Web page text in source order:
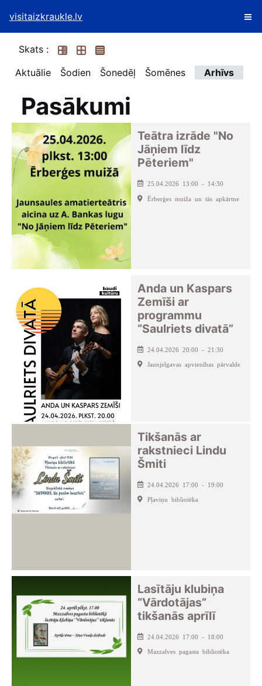
visitaizkraukle.lv
Skats :
Aktuālie
Šodien Šonedēļ Šomēnes Arhīvs
Pasākumi
Teātra izrāde "No
Jāņiem līdz
Pēteriem"
25.04.2026 13:00 - 14:30
Ērberģes muiža un tās apkārtne
Anda un Kaspars
Zemīši ar
programmu
“Saulriets divatā”
24.04.2026 20:00 - 21:30
Jaunjelgavas apvienības pārvalde
Tikšanās ar
rakstnieci Lindu
Šmiti
24.04.2026 17:00 - 19:00
Pļaviņu bibliotēka
Lasītāju klubiņa
“Vārdotājas”
tikšanās aprīlī
24.04.2026 17:00 - 18:00
Mazzalves pagasta bibliotēka